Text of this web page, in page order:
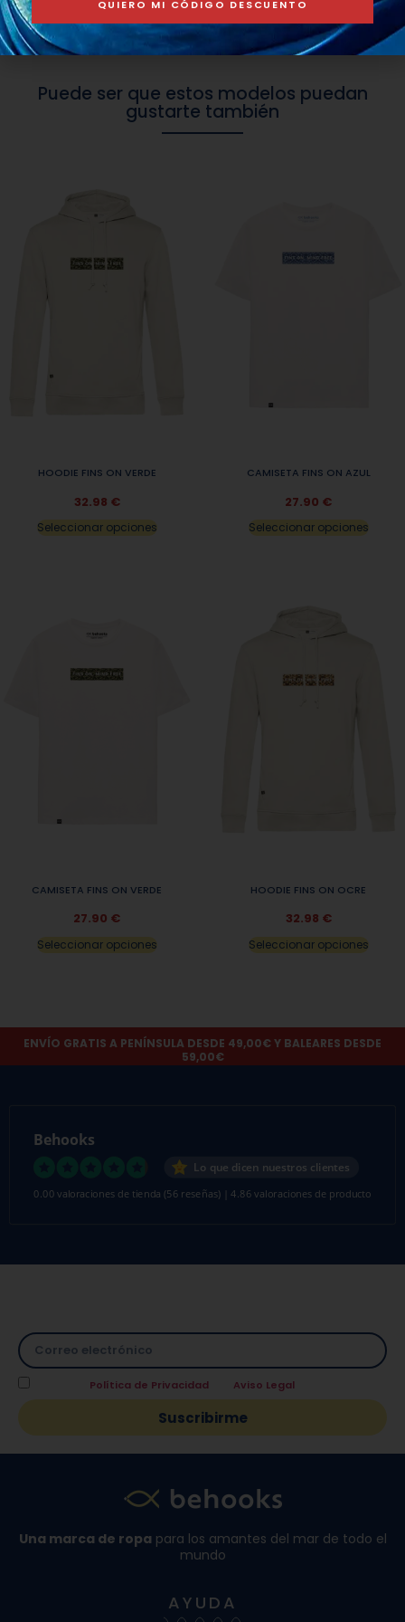
Puede ser que estos modelos puedan
gustarte también
HOODIE FINS ON VERDE
32.98 €
Seleccionar opciones
CAMISETA FINS ON AZUL
27.90 €
Seleccionar opciones
CAMISETA FINS ON VERDE
27.90 €
Seleccionar opciones
HOODIE FINS ON OCRE
32.98 €
Seleccionar opciones
ENVÍO GRATIS A PENÍNSULA DESDE 49,00€ Y BALEARES DESDE
59,00€
Behooks
Lo que dicen nuestros clientes
0.00 valoraciones de tienda (56 reseñas) |4.86 valoraciones de producto
Política de Privacidad Aviso Legal
Suscribirme
Una marca de ropa para los amantes del mar de todo el
mundo
AYUDA
QUIERO MI CÓDIGO DESCUENTO